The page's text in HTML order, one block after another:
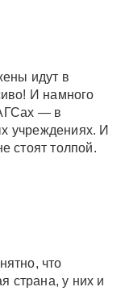
идут в
И намного
— в
учреждениях. И
стоят толпой.
что
страна, у них и